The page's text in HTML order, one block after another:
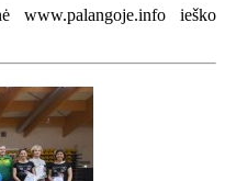
www.palangoje.info ieško